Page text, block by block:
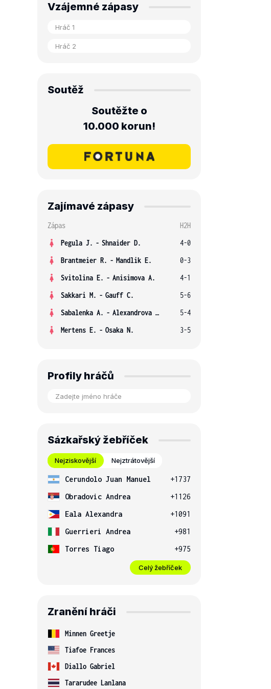
Vzájemné zápasy
Soutěž
Soutěžte o
10.000 korun!
Zajímavé zápasy
Zápas
H2H
Pegula J. - Shnaider D.
4-0
Brantmeier R. - Mandlik E.
0-3
Svitolina E. - Anisimova A.
4-1
Sakkari M. - Gauff C.
5-6
Sabalenka A. - Alexandrova E.
5-4
Mertens E. - Osaka N. 3-5
Profily hráčů
Sázkařský žebříček
Nejziskovější Nejztrátovější
Cerundolo Juan Manuel
+1737
Obradovic Andrea
+1126
Eala Alexandra
+1091
Guerrieri Andrea
+981
Torres Tiago
+975
Celý žebříček
Zranění hráči
Minnen Greetje
Tiafoe Frances
Diallo Gabriel
Tararudee Lanlana